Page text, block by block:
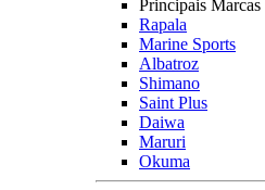
Principais Marcas
Rapala
Marine Sports
Albatroz
Shimano
Saint Plus
Daiwa
Maruri
Okuma